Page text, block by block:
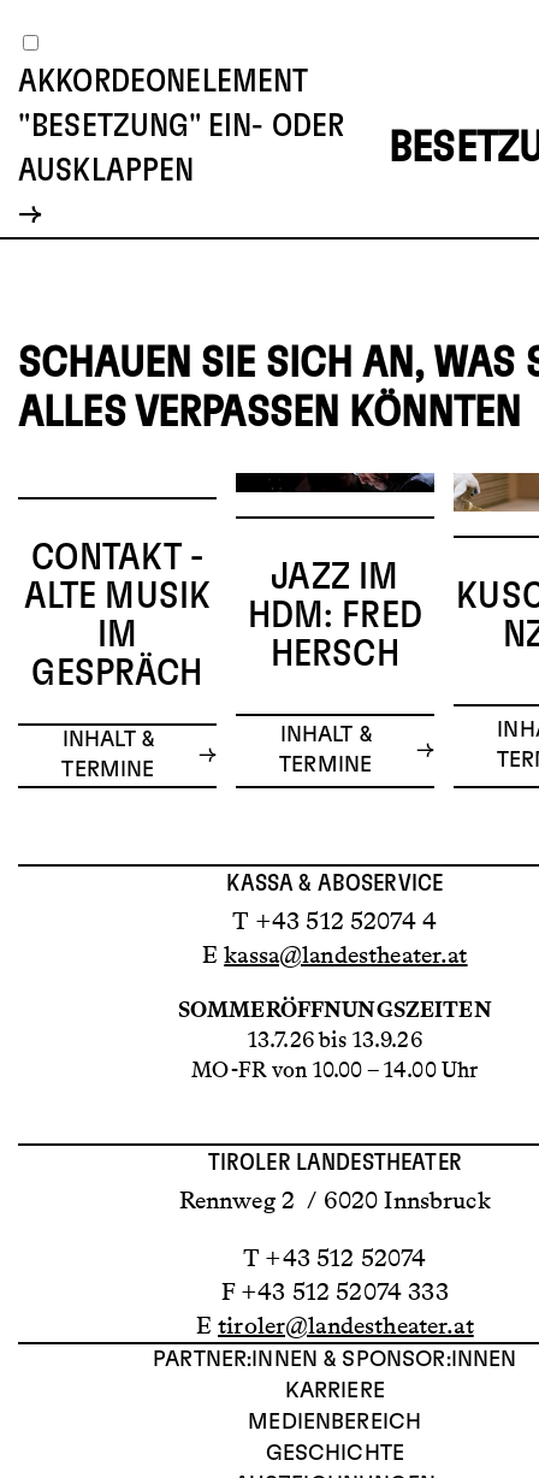
AKKORDEONELEMENT
"BESETZUNG" EIN- ODER
AUSKLAPPEN
SCHAUEN SIE SICH AN, WAS
ALLES VERPASSEN KÖNNTEN
CONTAKT -
ALTE MUSIK
IM
GESPRÄCH
INHALT &
TERMINE
JAZZ IM
HDM: FRED
HERSCH
INHALT &
TERMINE
KASSA & ABOSERVICE
T +43 512 52074 4
Ekassa@landestheater.at
SOMMERÖFFNUNGSZEITEN
13.7.26 bis 13.9.26
MO-FR von 10.00 – 14.00 Uhr
TIROLER LANDESTHEATER
Rennweg 2 / 6020 Innsbruck
T +43 512 52074
F +43 512 52074 333
Etiroler@landestheater.at
PARTNER:INNEN & SPONSOR:INNEN
KARRIERE
MEDIENBEREICH
GESCHICHTE